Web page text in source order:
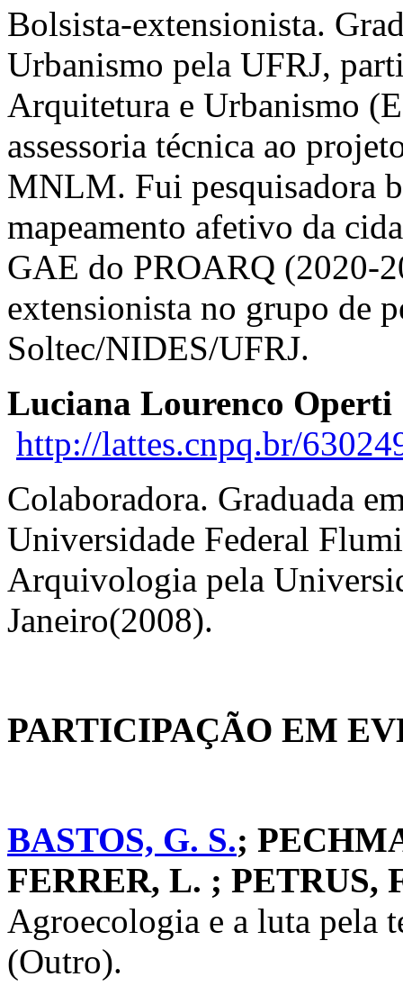
Bolsista-extensionista.
Urbanismo pela UFRJ,
Arquitetura e Urbanismo
assessoria técnica ao
MNLM. Fui pesquisadora
mapeamento afetivo da
GAE do PROARQ (2020-
extensionista no grupo de
Soltec/NIDES/UFRJ.
Luciana Lourenco Operti
http://lattes.cnpq.br/
Colaboradora. Graduada
Universidade Federal
Arquivologia pela
Janeiro(2008).
PARTICIPAÇÃO EM
BASTOS, G. S.;
FERRER, L. ;
Agroecologia e a luta pela
(Outro).